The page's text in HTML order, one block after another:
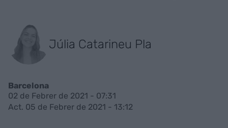
Júlia Catarineu Pla
Barcelona
02 de Febrer de 2021 - 07:31
Act. 05 de Febrer de 2021 - 13:12